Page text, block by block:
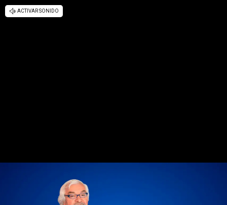
ACTIVAR SONIDO